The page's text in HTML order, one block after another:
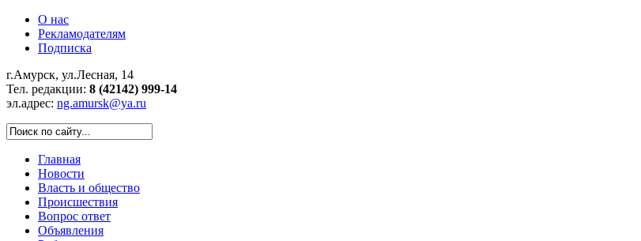
О нас
Рекламодателям
Подписка
г.Амурск, ул.Лесная, 14
Тел. редакции: 8 (42142) 999-14
эл.адрес: ng.amursk@ya.ru
Главная
Новости
Власть и общество
Происшествия
Вопрос ответ
Объявления